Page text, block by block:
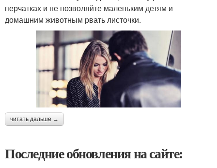
перчатках и не позволяйте маленьким детям и
домашним животным рвать листочки.
читать дальше →
Последние обновления на сайте: